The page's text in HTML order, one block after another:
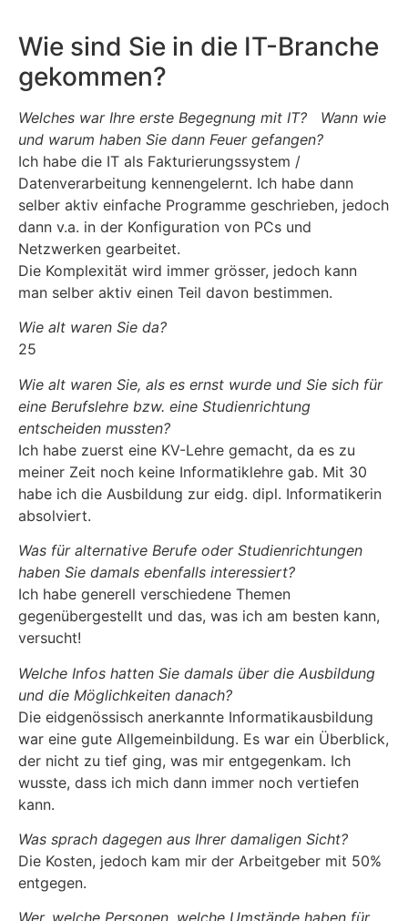
Wie sind Sie in die IT-Branche
gekommen?
Welches war Ihre erste Begegnung mit IT? Wann wie
und warum haben Sie dann Feuer gefangen?
Ich habe die IT als Fakturierungssystem /
Datenverarbeitung kennengelernt. Ich habe dann
selber aktiv einfache Programme geschrieben, jedoch
dann v.a. in der Konfiguration von PCs und
Netzwerken gearbeitet.
Die Komplexität wird immer grösser, jedoch kann
man selber aktiv einen Teil davon bestimmen.
Wie alt waren Sie da?
25
Wie alt waren Sie, als es ernst wurde und Sie sich für
eine Berufslehre bzw. eine Studienrichtung
entscheiden mussten?
Ich habe zuerst eine KV-Lehre gemacht, da es zu
meiner Zeit noch keine Informatiklehre gab. Mit 30
habe ich die Ausbildung zur eidg. dipl. Informatikerin
absolviert.
Was für alternative Berufe oder Studienrichtungen
haben Sie damals ebenfalls interessiert?
Ich habe generell verschiedene Themen
gegenübergestellt und das, was ich am besten kann,
versucht!
Welche Infos hatten Sie damals über die Ausbildung
und die Möglichkeiten danach?
Die eidgenössisch anerkannte Informatikausbildung
war eine gute Allgemeinbildung. Es war ein Überblick,
der nicht zu tief ging, was mir entgegenkam. Ich
wusste, dass ich mich dann immer noch vertiefen
kann.
Was sprach dagegen aus Ihrer damaligen Sicht?
Die Kosten, jedoch kam mir der Arbeitgeber mit 50%
entgegen.